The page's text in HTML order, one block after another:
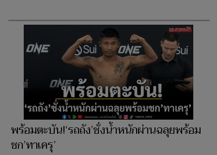
พร้อมตะบัน!‘รถถัง’ชั่งน้ำหนักผ่านฉลุยพร้อม
ชก’ทาเครุ’